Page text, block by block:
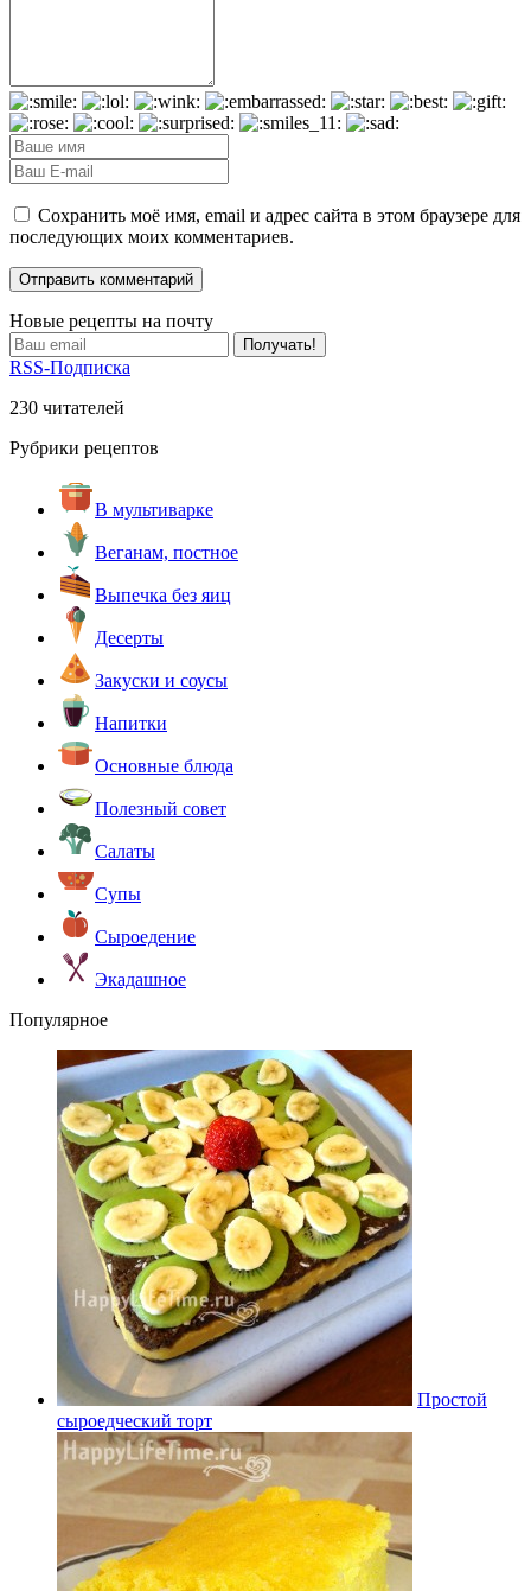
Сохранить моё имя, email и адрес сайта в этом браузере для
последующих моих комментариев.
Новые рецепты на почту
RSS-Подписка
230 читателей
Рубрики рецептов
В мультиварке
Веганам, постное
Выпечка без яиц
Десерты
Закуски и соусы
Напитки
Основные блюда
Полезный совет
Салаты
Супы
Сыроедение
Экадашное
Популярное
Простой
сыроедческий торт